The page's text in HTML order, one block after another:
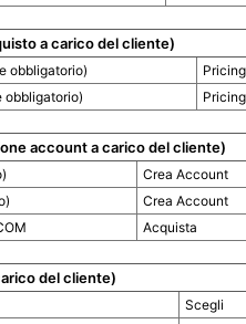
a carico del cliente)
obbligatorio)
Pricing
obbligatorio)
Pricing
account a carico del cliente)
Crea Account
Crea Account
Acquista
del cliente)
Scegli